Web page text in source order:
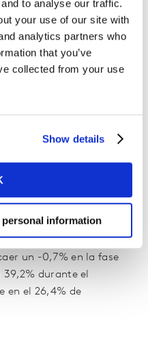
to analyse our traffic.
your use of our site with
analytics partners who
that you’ve
collected from your use
Show details
information
del e-
ritmos de crecimiento y
de proximidad, aunque
año, y en el acumulado
durante el periodo de
comprando más en
de Kantar indican que
un -0,7% en la fase
durante el
en el 26,4% de